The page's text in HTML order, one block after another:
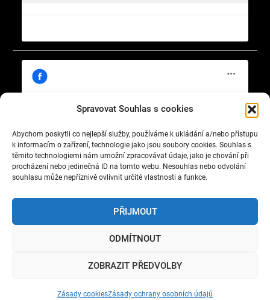
Spravovat Souhlas s cookies
Abychom poskytli co nejlepší služby, používáme k ukládání a/nebo přístupu
k informacím o zařízení, technologie jako jsou soubory cookies. Souhlas s
těmito technologiemi nám umožní zpracovávat údaje, jako je chování při
procházení nebo jedinečná ID na tomto webu. Nesouhlas nebo odvolání
souhlasu může nepříznivě ovlivnit určité vlastnosti a funkce.
PŘIJMOUT
ODMÍTNOUT
ZOBRAZIT PŘEDVOLBY
Zásady cookiesZásady ochrany osobních údajů
https://www.facebook.com/cisty.vzduch.v.Celakovicich
Klepnutím přijměte marketingové soubory
cookie a povolte tento obsah
Copyright © 2022 Okrašlovací spolek čelákovický. All
Nature Bliss byWEN Themes